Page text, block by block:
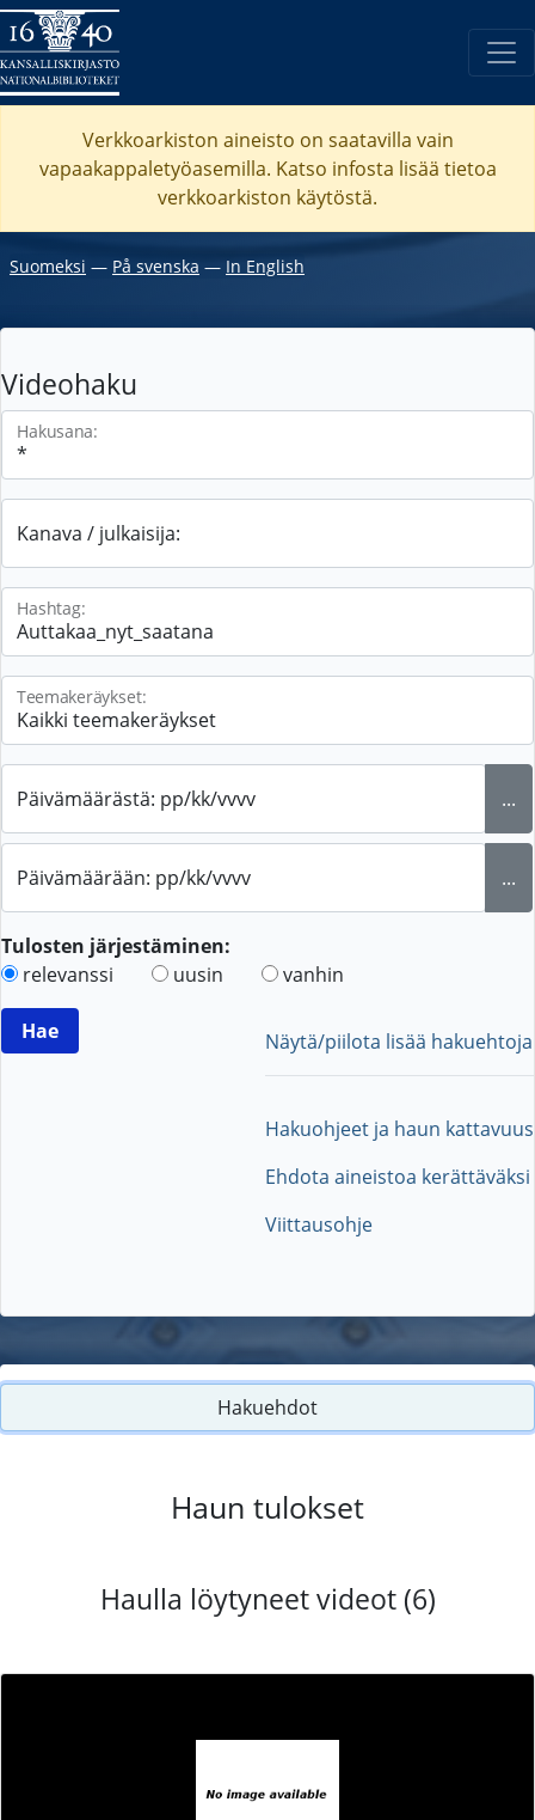
Verkkoarkiston aineisto on saatavilla vain
vapaakappaletyöasemilla. Katso infosta lisää tietoa
verkkoarkiston käytöstä.
Suomeksi ― På svenska ― In English
Videohaku
Hakusana:
Kanava / julkaisija:
Hashtag:
Teemakeräykset:
Päivämäärästä: pp/kk/vvvv ...
Päivämäärään: pp/kk/vvvv ...
Tulosten järjestäminen:
relevanssi
uusin vanhin
Näytä/piilota lisää hakuehtoja
Hakuohjeet ja haun kattavuus
Ehdota aineistoa kerättäväksi
Viittausohje
Hakuehdot
Haun tulokset
Haulla löytyneet videot (6)